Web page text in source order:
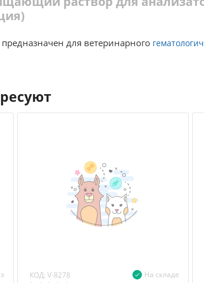
предназначен для ветеринарного
КОД: V-8278 На складе